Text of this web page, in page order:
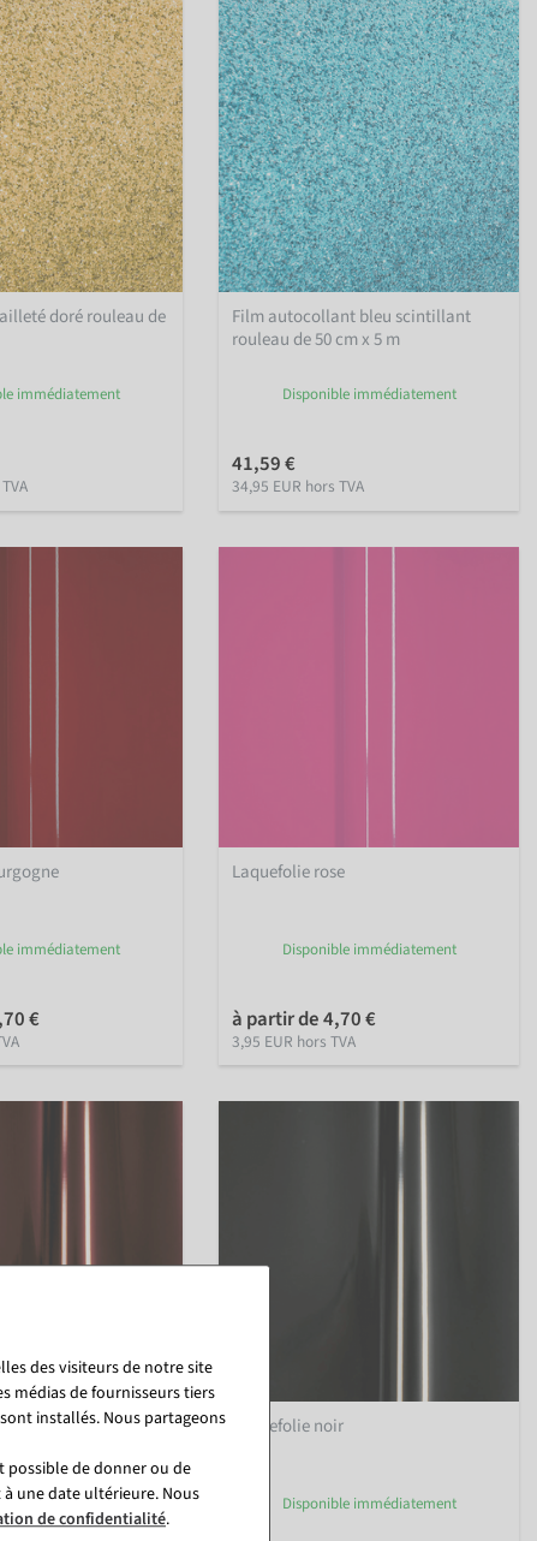
doré rouleau de
immédiatement
Film autocollant bleu scintillant
rouleau de 50 cm x 5 m
Disponible immédiatement
41,59 €
34,95 EUR hors TVA
immédiatement
€
Laquefolie rose
Disponible immédiatement
à partir de 4,70 €
3,95 EUR hors TVA
immédiatement
Laquefolie noir
Disponible immédiatement
des visiteurs de notre site
médias de fournisseurs tiers
installés. Nous partageons
possible de donner ou de
une date ultérieure. Nous
de confidentialité.